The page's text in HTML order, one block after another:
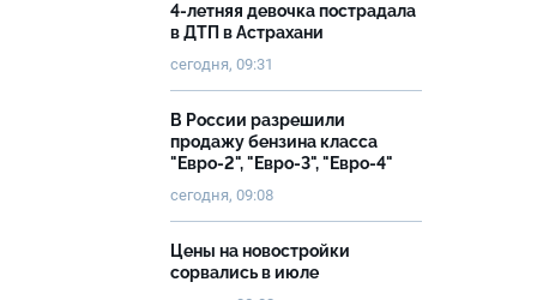
4-летняя девочка пострадала
в ДТП в Астрахани
сегодня, 09:31
В России разрешили
продажу бензина класса
"Евро-2", "Евро-3", "Евро-4"
сегодня, 09:08
Цены на новостройки
сорвались в июле